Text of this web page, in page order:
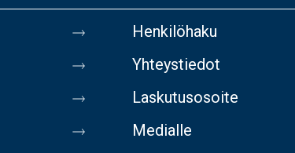
Henkilöhaku
Yhteystiedot
Laskutusosoite
Medialle